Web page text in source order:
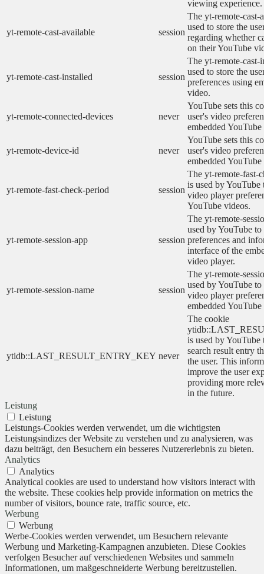
viewing experience.
yt-remote-cast-available session
The yt-remote-cast-
used to store the
regarding whether
on their YouTube
yt-remote-cast-installed session
The yt-remote-cast-
used to store the
preferences using
video.
yt-remote-connected-devices never
YouTube sets this
user's video
embedded
yt-remote-device-id never
YouTube sets this
user's video
embedded
yt-remote-fast-check-period session
The yt-remote-fast-
is used by YouTube
video player
YouTube videos.
yt-remote-session-app session
The yt-remote-
used by YouTube to
preferences and
interface of the
video player.
yt-remote-session-name session
The yt-remote-
used by YouTube to
video player
embedded
ytidb::LAST_RESULT_ENTRY_KEY never
The cookie
is used by YouTube
search result entry
the user. This
improve the user
providing more
in the future.
Leistung
Leistung
Leistungs-Cookies werden verwendet, um die wichtigsten
Leistungsindizes der Website zu verstehen und zu analysieren, was
dazu beiträgt, den Besuchern ein besseres Nutzererlebnis zu bieten.
Analytics
Analytics
Analytical cookies are used to understand how visitors interact with
the website. These cookies help provide information on metrics the
number of visitors, bounce rate, traffic source, etc.
Werbung
Werbung
Werbe-Cookies werden verwendet, um Besuchern relevante
Werbung und Marketing-Kampagnen anzubieten. Diese Cookies
verfolgen Besucher auf verschiedenen Websites und sammeln
Informationen, um maßgeschneiderte Werbung bereitzustellen.